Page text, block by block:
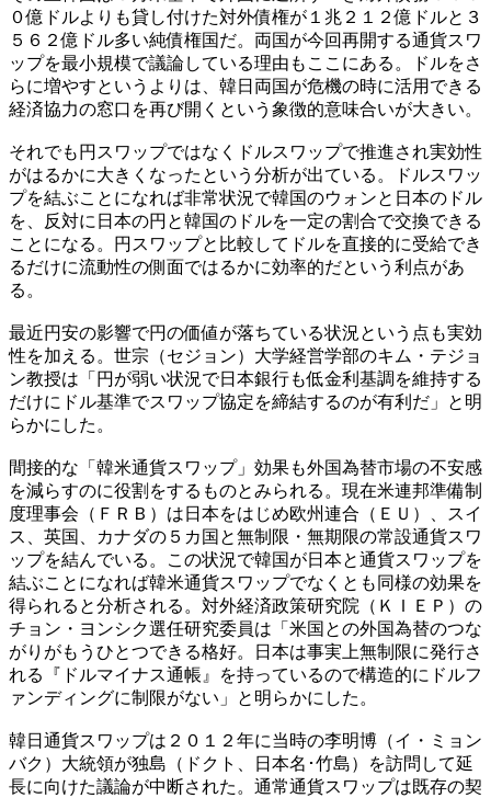
０億ドルよりも貸し付けた対外債権が１兆２１２億ドルと３
５６２億ドル多い純債権国だ。両国が今回再開する通貨スワ
ップを最小規模で議論している理由もここにある。ドルをさ
らに増やすというよりは、韓日両国が危機の時に活用できる
経済協力の窓口を再び開くという象徴的意味合いが大きい。
それでも円スワップではなくドルスワップで推進され実効性
がはるかに大きくなったという分析が出ている。ドルスワッ
プを結ぶことになれば非常状況で韓国のウォンと日本のドル
を、反対に日本の円と韓国のドルを一定の割合で交換できる
ことになる。円スワップと比較してドルを直接的に受給でき
るだけに流動性の側面ではるかに効率的だという利点があ
る。
最近円安の影響で円の価値が落ちている状況という点も実効
性を加える。世宗（セジョン）大学経営学部のキム・テジョ
ン教授は「円が弱い状況で日本銀行も低金利基調を維持する
だけにドル基準でスワップ協定を締結するのが有利だ」と明
らかにした。
間接的な「韓米通貨スワップ」効果も外国為替市場の不安感
を減らすのに役割をするものとみられる。現在米連邦準備制
度理事会（ＦＲＢ）は日本をはじめ欧州連合（ＥＵ）、スイ
ス、英国、カナダの５カ国と無制限・無期限の常設通貨スワ
ップを結んでいる。この状況で韓国が日本と通貨スワップを
結ぶことになれば韓米通貨スワップでなくとも同様の効果を
得られると分析される。対外経済政策研究院（ＫＩＥＰ）の
チョン・ヨンシク選任研究委員は「米国との外国為替のつな
がりがもうひとつできる格好。日本は事実上無制限に発行さ
れる『ドルマイナス通帳』を持っているので構造的にドルフ
ァンディングに制限がない」と明らかにした。
韓日通貨スワップは２０１２年に当時の李明博（イ・ミョン
バク）大統領が独島（ドクト、日本名･竹島）を訪問して延
長に向けた議論が中断された。通常通貨スワップは既存の契